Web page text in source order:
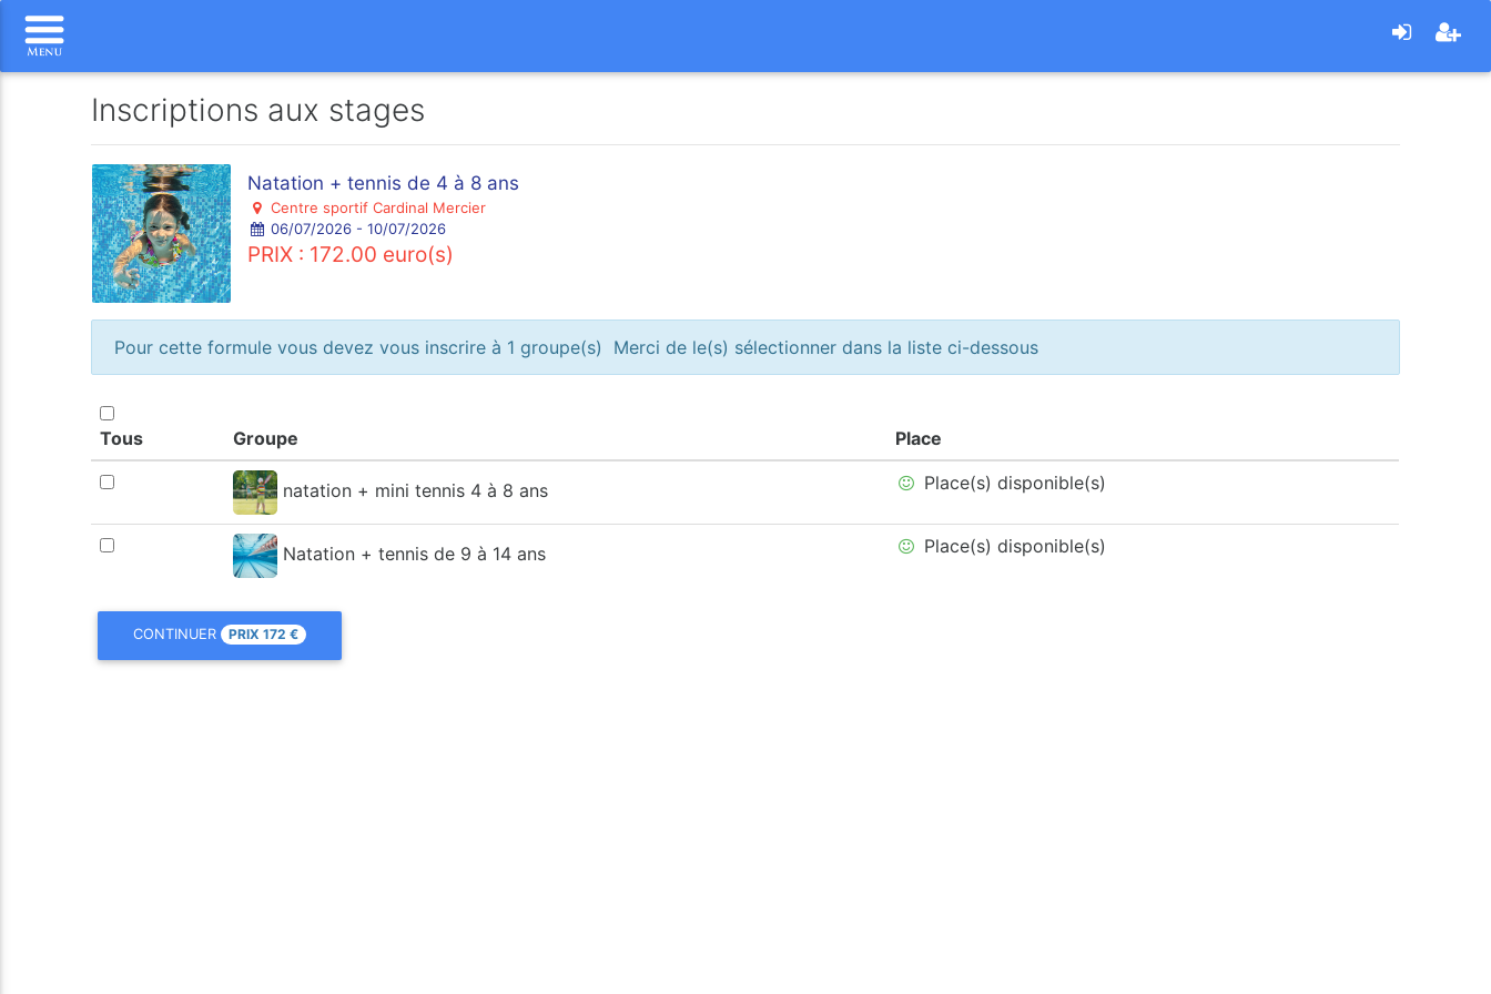
Inscriptions aux stages
Natation + tennis de 4 à 8 ans
Centre sportif Cardinal Mercier
06/07/2026 - 10/07/2026
PRIX : 172.00 euro(s)
Pour cette formule vous devez vous inscrire à 1 groupe(s) Merci de le(s) sélectionner dans la liste ci-dessous
Tous Groupe Place
natation + mini tennis 4 à 8 ans Place(s) disponible(s)
Natation + tennis de 9 à 14 ans Place(s) disponible(s)
CONTINUER PRIX172€